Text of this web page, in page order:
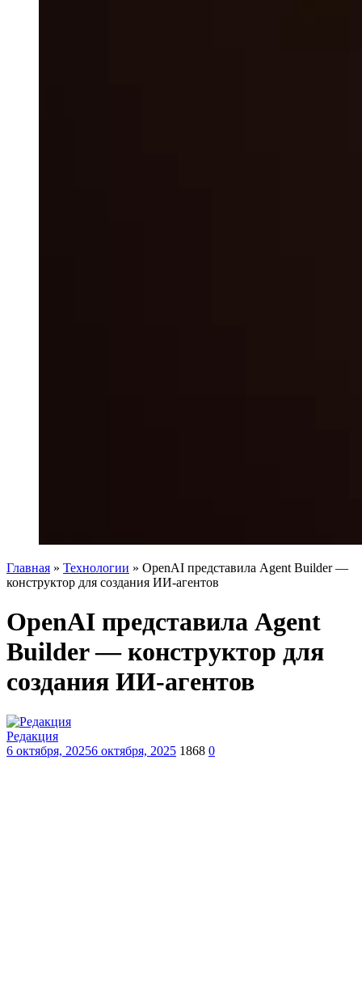
Главная » Технологии » OpenAI представила Agent Builder —
конструктор для создания ИИ-агентов
OpenAI представила Agent
Builder — конструктор для
создания ИИ-агентов
Редакция
6 октября, 20256 октября, 2025 1868 0